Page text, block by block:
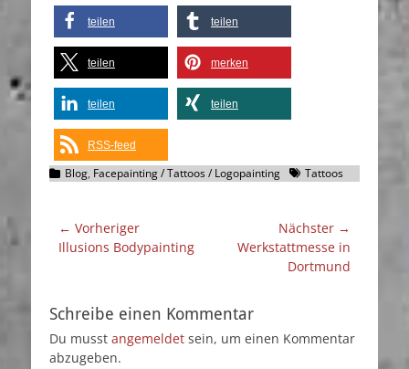
teilen teilen
teilen merken
teilen teilen
RSS-feed
Kategorien
Blog, Facepainting / Tattoos / Logopainting Schlagworte
Tattoos
Beitragsnavigation
← Vorheriger
Vorheriger
Illusions Bodypainting
Nächster →
NächsterWerkstattmesse in
Dortmund
Schreibe einen Kommentar
Du musst angemeldet sein, um einen Kommentar
abzugeben.